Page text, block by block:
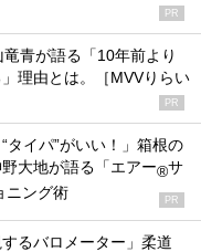
PR
青が語る「10年前より
理由とは。［MVVりらい
PR
タイパ”がいい！」箱根の
大地が語る「エアー®サ
ニング術 PR
るバロメーター」柔道